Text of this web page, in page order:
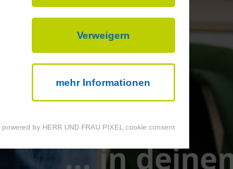
Verweigern
mehr Informationen
powered by HERR UND FRAU PIXEL cookie consent